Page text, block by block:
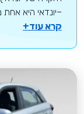
–יונדאי היא
קרא עוד+